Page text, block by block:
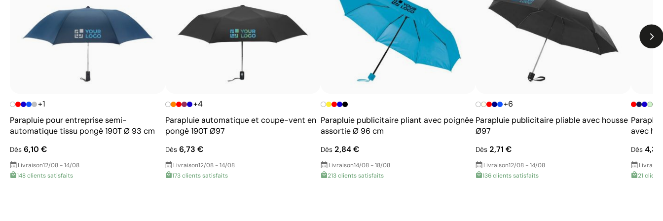
Résistance supérieure à un transfert digital
Idéal pour vêtements nécessitant des lavages
fréquents
Aware™, un système de traçabilité vérifiable.
+1
Parapluie pour entreprise semi-
automatique tissu pongé 190T Ø 93 cm
Dès 6,10 €
Livraison12/08 - 14/08
148 clients satisfaits
+4
Parapluie automatique et coupe-vent en
pongé 190T Ø97
Dès6,73 €
Livraison12/08 - 14/08
173 clients satisfaits
Parapluie publicitaire pliant avec poignée
assortie Ø 96 cm
Dès2,84 €
Livraison14/08 - 18/08
213 clients satisfaits
+6
Parapluie publicitaire pliable avec housse
Ø97
Dès 2,71 €
Livraison12/08 - 14/08
136 clients satisfaits
avec
Dès
21